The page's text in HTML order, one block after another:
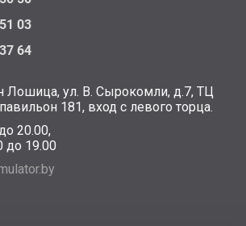
03
64
Лошица, ул. В. Сырокомли, д.7, ТЦ
181, вход с левого торца.
20.00,
до 19.00